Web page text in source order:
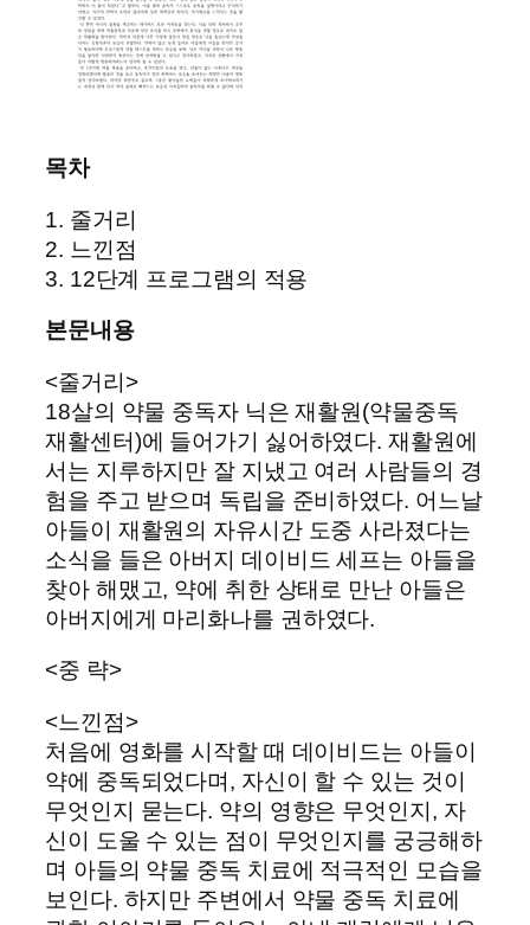
목차
1. 줄거리
2. 느낀점
3. 12단계 프로그램의 적용
본문내용
<줄거리>
18살의 약물 중독자 닉은 재활원(약물중독
재활센터)에 들어가기 싫어하였다. 재활원에
서는 지루하지만 잘 지냈고 여러 사람들의 경
험을 주고 받으며 독립을 준비하였다. 어느날
아들이 재활원의 자유시간 도중 사라졌다는
소식을 들은 아버지 데이비드 세프는 아들을
찾아 해맸고, 약에 취한 상태로 만난 아들은
아버지에게 마리화나를 권하였다.
<중 략>
<느낀점>
처음에 영화를 시작할 때 데이비드는 아들이
약에 중독되었다며, 자신이 할 수 있는 것이
무엇인지 묻는다. 약의 영향은 무엇인지, 자
신이 도울 수 있는 점이 무엇인지를 궁긍해하
며 아들의 약물 중독 치료에 적극적인 모습을
보인다. 하지만 주변에서 약물 중독 치료에